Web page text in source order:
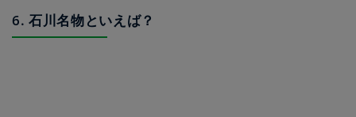
6. 石川名物といえば？